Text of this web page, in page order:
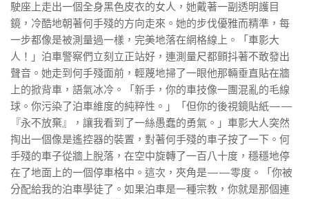
駛座上走出一個全身黑色皮衣的女人，她戴著一副透明護目
鏡，冷酷地朝著何手殘的方向走來。她的步伐優雅而精準，每
一步都像是被測量過一樣，完美地落在網格線上。「車影大
人！」泊車警察們立刻立正站好，連測量尺都顫抖著不敢發出
聲音。她走到何手殘面前，輕蔑地掃了一眼他那輛垂直貼在牆
上的掀背車，語氣冰冷。「新手，你的車技像一團混亂的毛線
球。你污染了泊車維度的純粹性。」「但你的後視鏡貼紙——
『永不放棄』，讓我看到了一絲愚蠢的勇氣。」車影大人突然
掏出一個像是遙控器的裝置，對著何手殘的車子按了一下。何
手殘的車子從牆上脫落，在空中旋轉了一百八十度，穩穩地停
在了地面上的一個停車格中。這次，夾角是——零度。「你被
分配給我的泊車學徒了。如果泊車是一種宗教，你就是那個連